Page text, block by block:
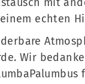
echten
Wir